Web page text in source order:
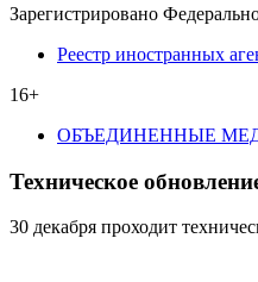
Зарегистрировано
Реестр иностранных
16+
ОБЪЕДИНЕННЫЕ
Техническое
30 декабря проходит